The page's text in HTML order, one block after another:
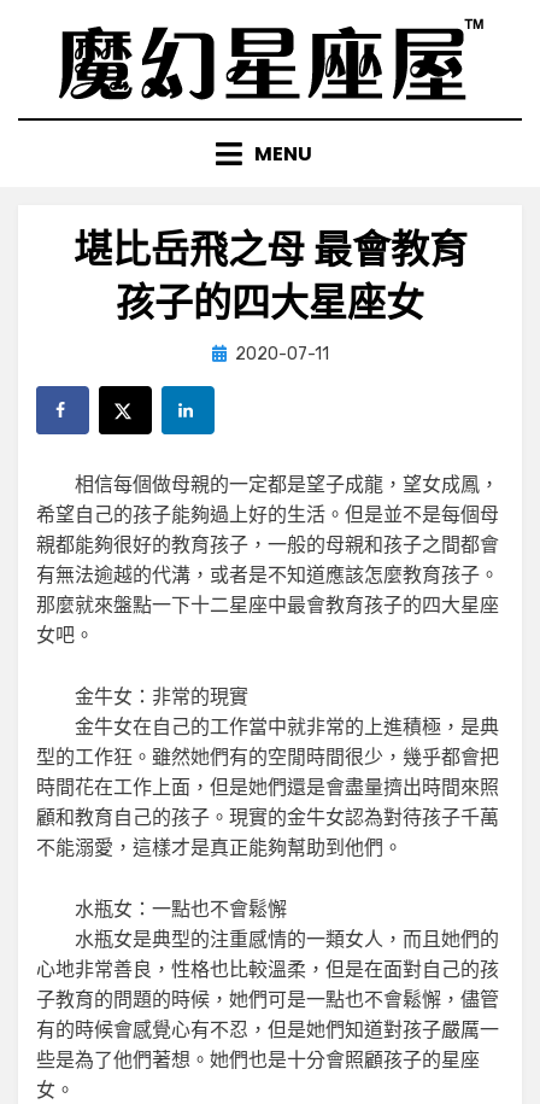
content
MENU
堪比岳飛之母 最會教育
孩子的四大星座女
by小編
Posted
2020-07-11
相信每個做母親的一定都是望子成龍，望女成鳳，
希望自己的孩子能夠過上好的生活。但是並不是每個母
親都能夠很好的教育孩子，一般的母親和孩子之間都會
有無法逾越的代溝，或者是不知道應該怎麼教育孩子。
那麼就來盤點一下十二星座中最會教育孩子的四大星座
女吧。
金牛女：非常的現實
金牛女在自己的工作當中就非常的上進積極，是典
型的工作狂。雖然她們有的空閒時間很少，幾乎都會把
時間花在工作上面，但是她們還是會盡量擠出時間來照
顧和教育自己的孩子。現實的金牛女認為對待孩子千萬
不能溺愛，這樣才是真正能夠幫助到他們。
水瓶女：一點也不會鬆懈
水瓶女是典型的注重感情的一類女人，而且她們的
心地非常善良，性格也比較溫柔，但是在面對自己的孩
子教育的問題的時候，她們可是一點也不會鬆懈，儘管
有的時候會感覺心有不忍，但是她們知道對孩子嚴厲一
些是為了他們著想。她們也是十分會照顧孩子的星座
女。